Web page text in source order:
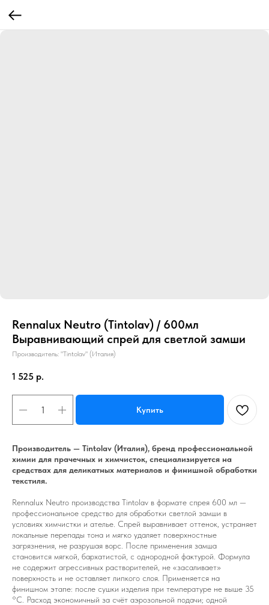
Rennalux Neutro (Tintolav) / 600мл
Выравнивающий спрей для светлой замши
Производитель: "Tintolav" (Италия)
1 525 р.
Купить
Производитель — Tintolav (Италия), бренд профессиональной
химии для прачечных и химчисток, специализируется на
средствах для деликатных материалов и финишной обработки
текстиля.
Rennalux Neutro производства Tintolav в формате спрея 600 мл —
профессиональное средство для обработки светлой замши в
условиях химчистки и ателье. Спрей выравнивает оттенок, устраняет
локальные перепады тона и мягко удаляет поверхностные
загрязнения, не разрушая ворс. После применения замша
становится мягкой, бархатистой, с однородной фактурой. Формула
не содержит агрессивных растворителей, не «засаливает»
поверхность и не оставляет липкого слоя. Применяется на
финишном этапе: после сушки изделия при температуре не выше 35
°C. Расход экономичный за счёт аэрозольной подачи; одной